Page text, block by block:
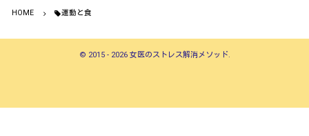
HOME 運動と食
© 2015 - 2026 女医のストレス解消メソッド.